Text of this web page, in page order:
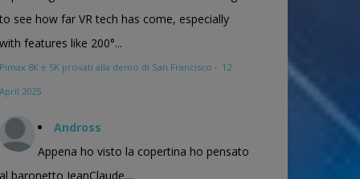
to see how far VR tech has come, especially
with features like 200°...
Pimax 8K e 5K provati alla demo di San Francisco · 12
April 2025
Andross
Appena ho visto la copertina ho pensato
al baronetto JeanClaude....